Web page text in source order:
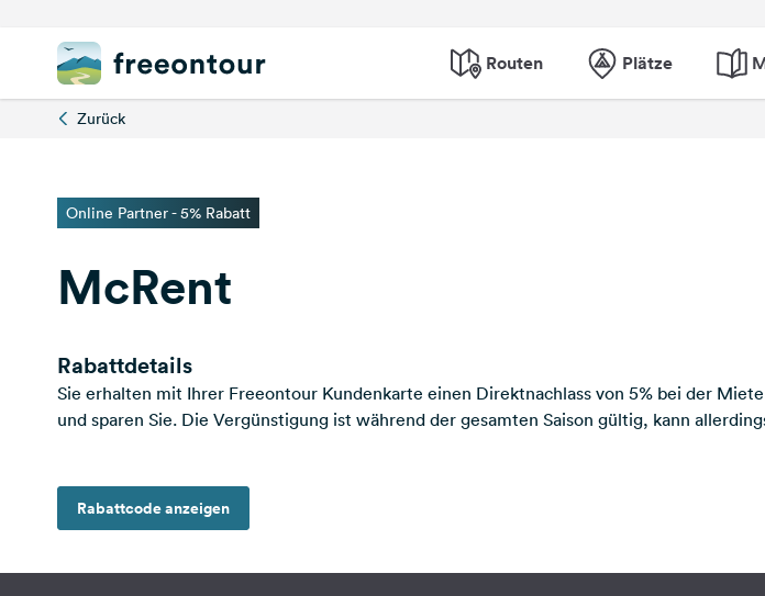
Routen Plätze
Zurück
Online Partner - 5% Rabatt
McRent
Rabattdetails
Sie erhalten mit Ihrer Freeontour Kundenkarte einen Direktnachlass von 5% bei der
und sparen Sie. Die Vergünstigung ist während der gesamten Saison gültig, kann
Rabattcode anzeigen